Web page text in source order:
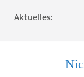
Inhalt
Aktuelles: